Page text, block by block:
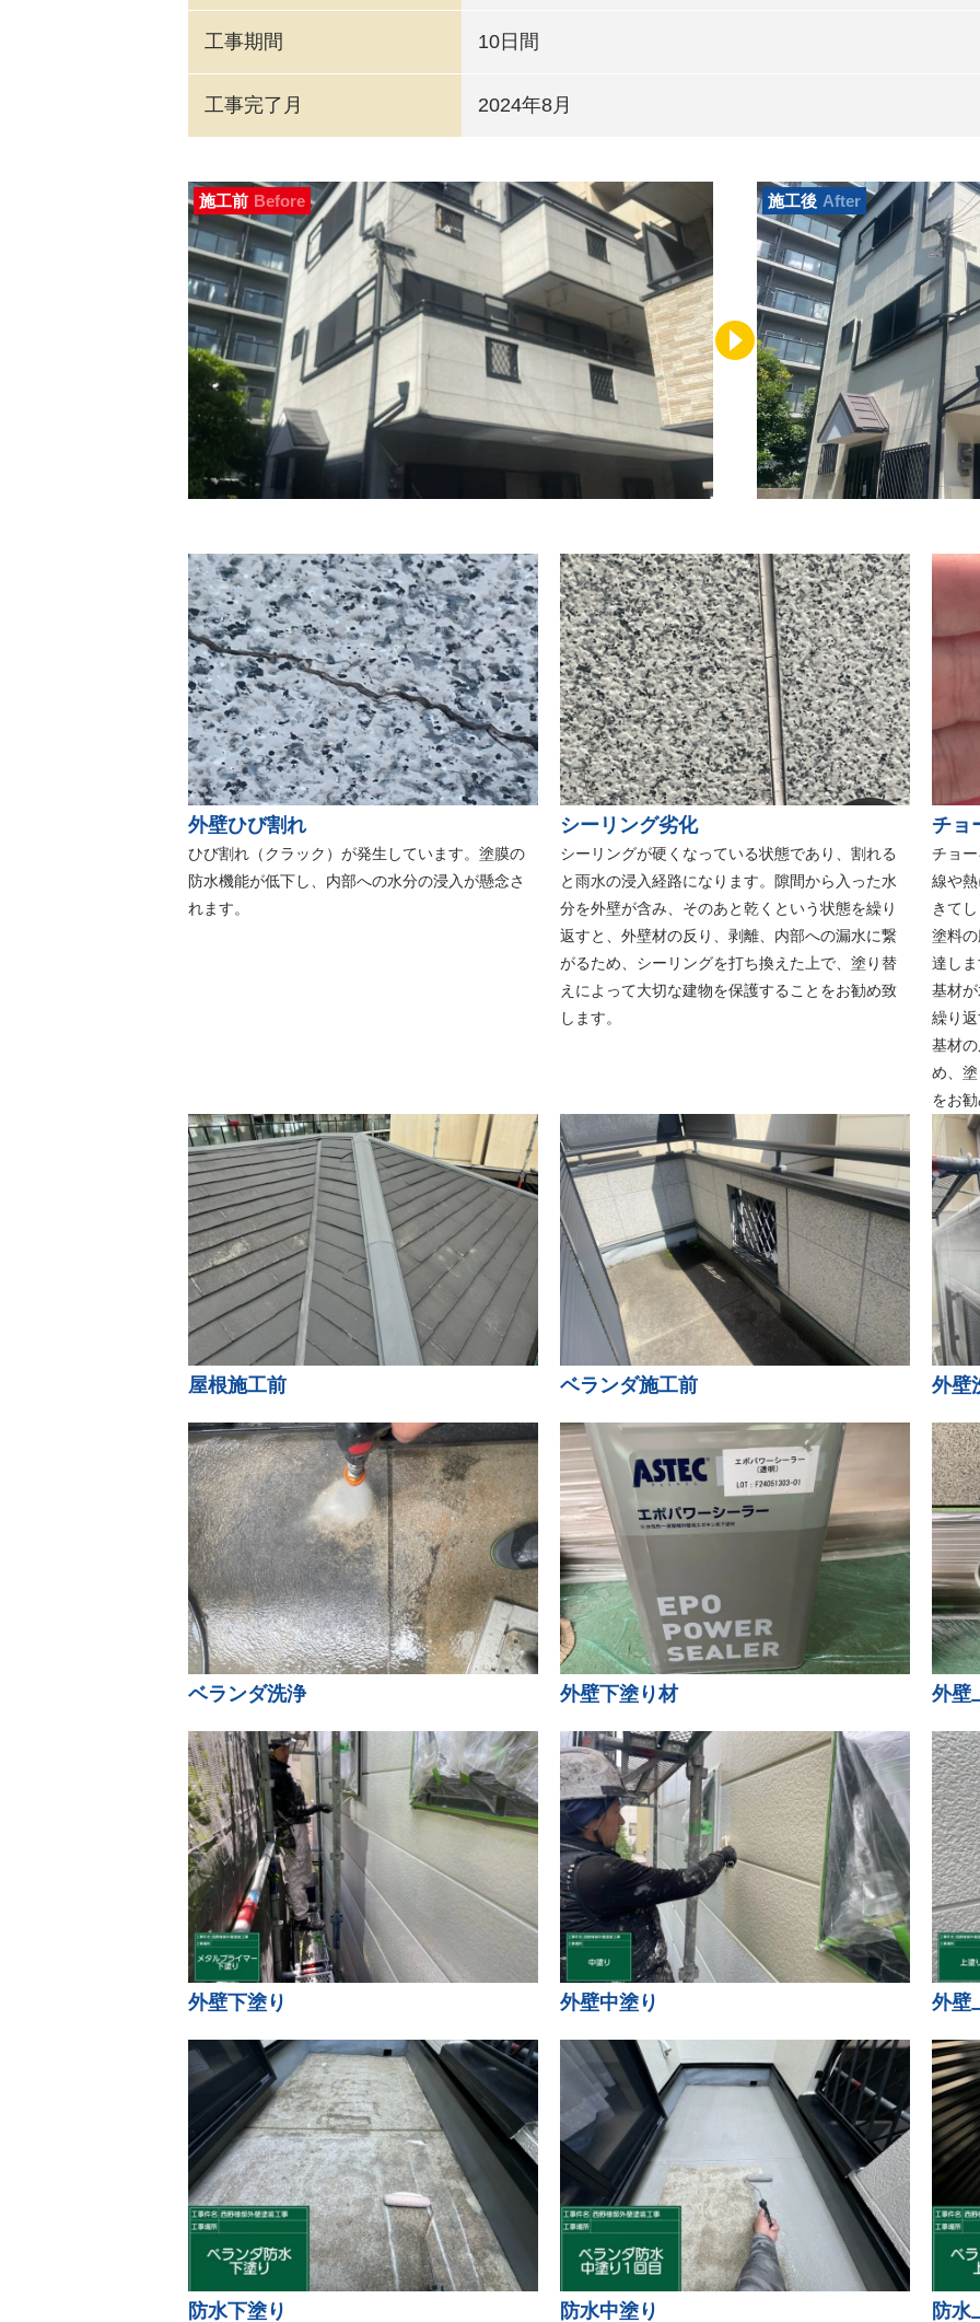
工事期間 10日間
工事完了月 2024年8月
施工前 Before 施工後 After
外壁ひび割れ
ひび割れ（クラック）が発生しています。塗膜の
防水機能が低下し、内部への水分の浸入が懸念さ
れます。
シーリング劣化
シーリングが硬くなっている状態であり、割れる
と雨水の浸入経路になります。隙間から入った水
分を外壁が含み、そのあと乾くという状態を繰り
返すと、外壁材の反り、剥離、内部への漏水に繋
がるため、シーリングを打ち換えた上で、塗り替
えによって大切な建物を保護することをお勧め致
します。
チョ
チョ
線や
きて
塗料
達し
基材
繰り
基材
め、
をお
屋根施工前 ベランダ施工前 外壁
ベランダ洗浄 外壁下塗り材 外壁
外壁下塗り 外壁中塗り 外壁
防水下塗り 防水中塗り 防水